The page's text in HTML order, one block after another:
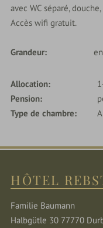
avec WC séparé,
Accès wifi gratuit.
Grandeur:
Allocation
Pension
Type de chambre
HÔTEL
Familie Baumann
Halbgütle 30 77770